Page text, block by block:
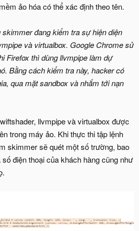
ảo hóa có thể xác định theo tên.
skimmer đang kiểm tra sự hiện diện
và virtualbox. Google Chrome sử
Firefox thì dùng llvmpipe làm dự
Bằng cách kiểm tra này, hacker có
qua mặt sandbox và nhắm tới nạn
llvmpipe và virtualbox được
trong máy ảo. Khi thực thi tập lệnh
skimmer sẽ quét một số trường, bao
điện thoại của khách hàng cũng như